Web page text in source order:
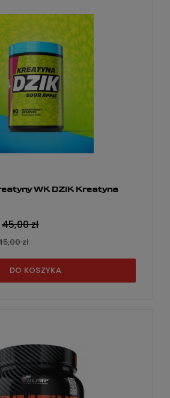
WK DZIK Kreatyna
45,00 zł
zł
DO KOSZYKA